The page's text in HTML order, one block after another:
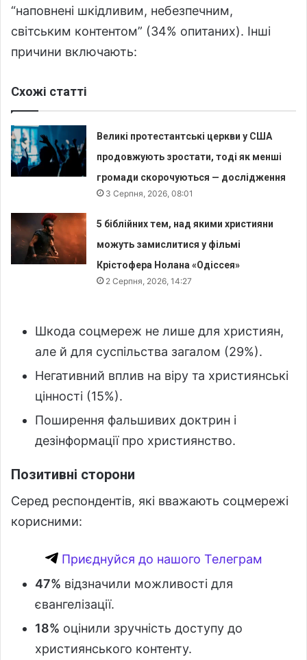
“наповнені шкідливим, небезпечним,
світським контентом” (34% опитаних). Інші
причини включають:
Схожі статті
Великі протестантські церкви у США
продовжують зростати, тоді як менші
громади скорочуються — дослідження
3 Серпня, 2026, 08:01
5 біблійних тем, над якими християни
можуть замислитися у фільмі
Крістофера Нолана «Одіссея»
2 Серпня, 2026, 14:27
Шкода соцмереж не лише для християн,
але й для суспільства загалом (29%).
Негативний вплив на віру та християнські
цінності (15%).
Поширення фальшивих доктрин і
дезінформації про християнство.
Позитивні сторони
Серед респондентів, які вважають соцмережі
корисними:
Приєднуйся до нашого Телеграм
47% відзначили можливості для
євангелізації.
18% оцінили зручність доступу до
християнського контенту.